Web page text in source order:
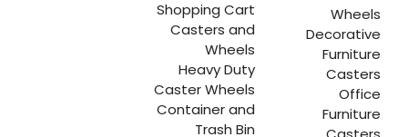
Wheels
Decorative
Furniture
Casters
Office
Furniture
Shopping Cart
Casters and
Wheels
Heavy Duty
Caster Wheels
Container and
Trash Bin